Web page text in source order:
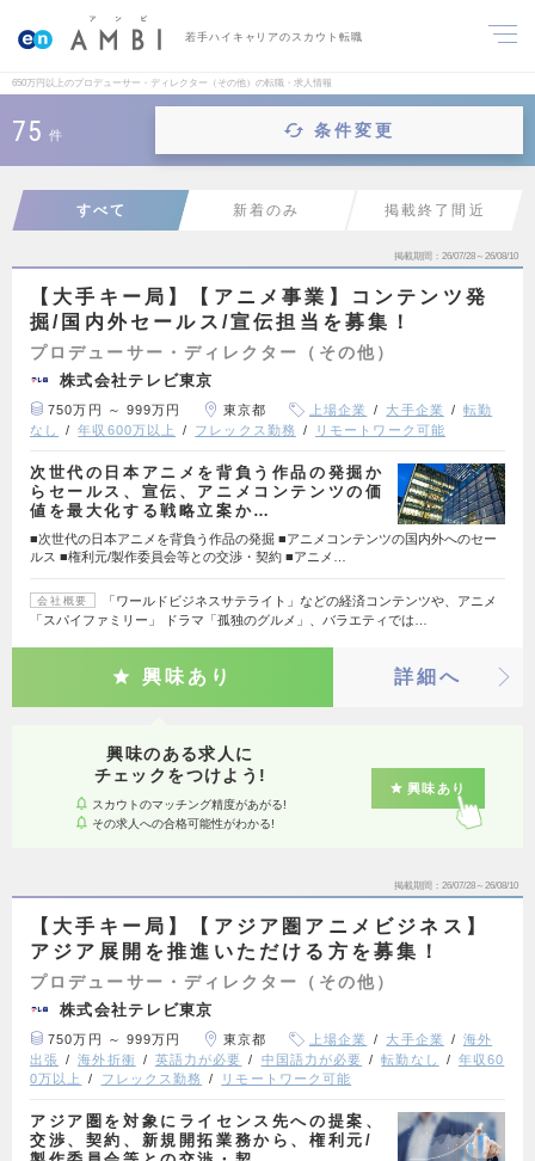
若手ハイキャリアのスカウト転職
650万円以上のプロデューサー・ディレクター（その他）の転職・求人情報
75 件 条件変更
すべて 新着のみ 掲載終了間近
掲載期間 26/07/28～26/08/10
【大手キー局】【アニメ事業】コンテンツ発
掘/国内外セールス/宣伝担当を募集！
プロデューサー・ディレクター（その他）
株式会社テレビ東京
750万円 ～ 999万円 東京都 上場企業 大手企業
転勤
なし
年収600万以上 フレックス勤務 リモートワーク可能
次世代の日本アニメを背負う作品の発掘か
らセールス、宣伝、アニメコンテンツの価
値を最大化する戦略立案か…
■次世代の日本アニメを背負う作品の発掘 ■アニメコンテンツの国内外へのセー
ルス ■権利元/製作委員会等との交渉・契約 ■アニメ…
会社概要
「ワールドビジネスサテライト」などの経済コンテンツや、アニメ
「スパイファミリー」 ドラマ「孤独のグルメ」、バラエティでは…
興味あり 詳細へ
興味のある求人に
チェックをつけよう!
スカウトのマッチング精度があがる!
その求人への合格可能性がわかる!
興味あり
掲載期間 26/07/28～26/08/10
【大手キー局】【アジア圏アニメビジネス】
アジア展開を推進いただける方を募集！
プロデューサー・ディレクター（その他）
株式会社テレビ東京
750万円 ～ 999万円 東京都 上場企業 大手企業
海外
出張
海外折衝 英語力が必要 中国語力が必要 転勤なし
年収60
0万以上
フレックス勤務 リモートワーク可能
アジア圏を対象にライセンス先への提案、
交渉、契約、新規開拓業務から、権利元/